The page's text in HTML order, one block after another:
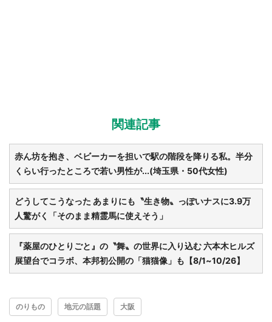
関連記事
赤ん坊を抱き、ベビーカーを担いで駅の階段を降りる私。半分
くらい行ったところで若い男性が...(埼玉県・50代女性)
どうしてこうなった あまりにも〝生き物〟っぽいナスに3.9万
人驚がく「そのまま精霊馬に使えそう」
『薬屋のひとりごと』の〝舞〟の世界に入り込む 六本木ヒルズ
展望台でコラボ、本邦初公開の「猫猫像」も【8/1~10/26】
のりもの 地元の話題 大阪